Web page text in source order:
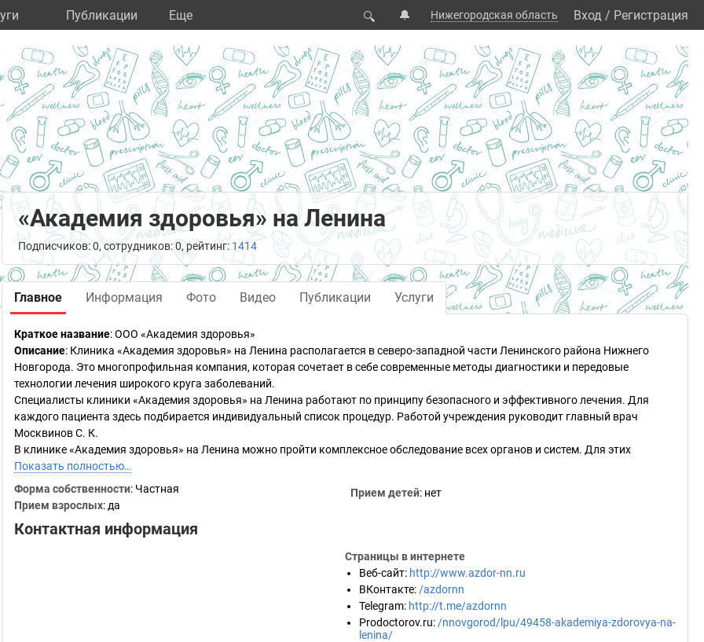
Публикации Eще 🔍 🔔 Нижегородская область Вход / Регистрация
«Академия здоровья» на Ленина
Подписчиков: 0, сотрудников: 0, рейтинг: 1414
Главное Информация Фото Видео Публикации Услуги
Краткое название:ООО «Академия здоровья»
Описание: Клиника «Академия здоровья» на Ленина располагается в северо-западной части Ленинского района Нижнего
Новгорода. Это многопрофильная компания, которая сочетает в себе современные методы диагностики и передовые
технологии лечения широкого круга заболеваний.
Специалисты клиники «Академия здоровья» на Ленина работают по принципу безопасного и эффективного лечения. Для
каждого пациента здесь подбирается индивидуальный список процедур. Работой учреждения руководит главный врач
Москвинов С. К.
В клинике «Академия здоровья» на Ленина можно пройти комплексное обследование всех органов и систем. Для этих
Показать полностью…
Форма собственности: Частная
Прием взрослых: да
Прием детей: нет
Контактная информация
Страницы в интернете
Веб-сайт: http://www.azdor-nn.ru
ВКонтакте: /azdornn
Telegram: http://t.me/azdornn
Prodoctorov.ru: /nnovgorod/lpu/49458-akademiya-zdorovya-na-
lenina/